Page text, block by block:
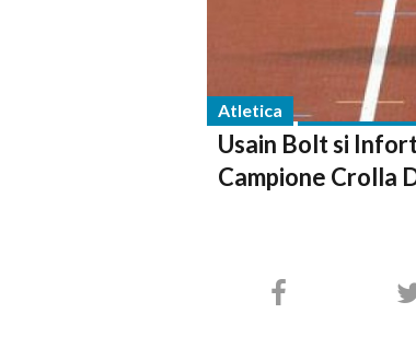
Atletica
Usain Bolt si
Campione Crolla